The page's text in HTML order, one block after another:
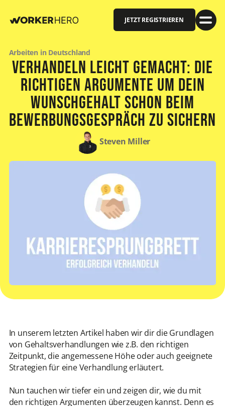
JETZT REGISTRIEREN
Arbeiten in Deutschland
Verhandeln leicht gemacht: Die
richtigen Argumente um dein
Wunschgehalt schon beim
Bewerbungsgespräch zu sichern
Steven Miller
In unserem letzten Artikel haben wir dir die Grundlagen
von Gehaltsverhandlungen wie z.B. den richtigen
Zeitpunkt, die angemessene Höhe oder auch geeignete
Strategien für eine Verhandlung erläutert.
Nun tauchen wir tiefer ein und zeigen dir, wie du mit
den richtigen Argumenten überzeugen kannst. Denn es